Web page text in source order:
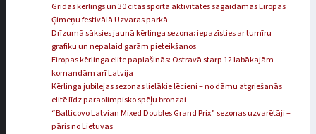
Grīdas kērlings un 30 citas sporta aktivitātes sagaidāmas Eiropas
Ģimeņu festivālā Uzvaras parkā
Drīzumā sāksies jaunā kērlinga sezona: iepazīsties ar turnīru
grafiku un nepalaid garām pieteikšanos
Eiropas kērlinga elite paplašinās: Ostravā starp 12 labākajām
komandām arī Latvija
Kērlinga jubilejas sezonas lielākie lēcieni – no dāmu atgriešanās
elitē līdz paraolimpisko spēļu bronzai
“Balticovo Latvian Mixed Doubles Grand Prix” sezonas uzvarētāji –
pāris no Lietuvas